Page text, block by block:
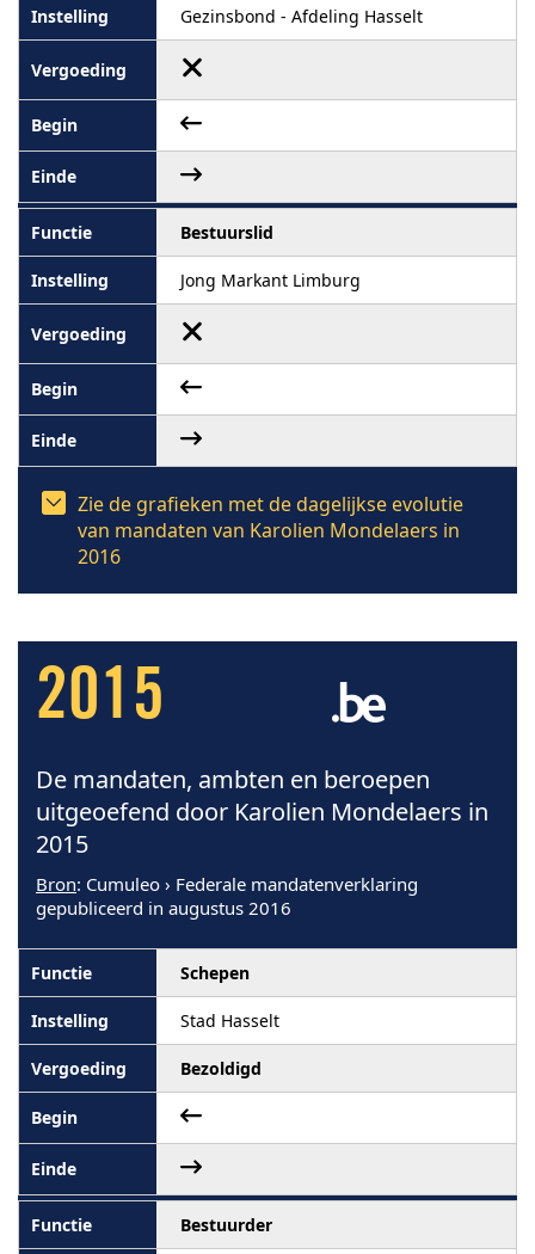
Gezinsbond - Afdeling Hasselt
Bestuurslid
Jong Markant Limburg
Zie de grafieken met de dagelijkse evolutie
van mandaten van Karolien Mondelaers in
2016
2015
De mandaten, ambten en beroepen
uitgeoefend door Karolien Mondelaers in
2015
Bron: Cumuleo › Federale mandatenverklaring
gepubliceerd in augustus 2016
Schepen
Stad Hasselt
Bezoldigd
Bestuurder